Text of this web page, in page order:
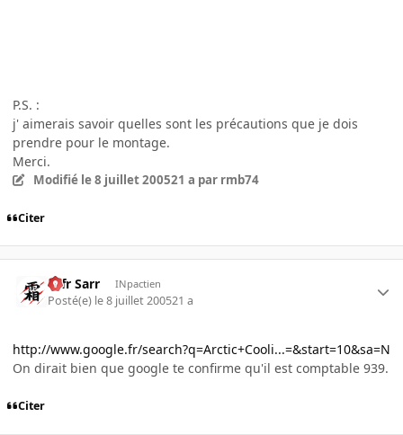
P.S. :
j' aimerais savoir quelles sont les précautions que je dois
prendre pour le montage.
Merci.
Modifié le 8 juillet 200521 a par rmb74
Citer
Ulfr Sarr INpactien
Posté(e) le 8 juillet 200521 a
http://www.google.fr/search?q=Arctic+Cooli...=&start=10&sa=N
On dirait bien que google te confirme qu'il est comptable 939.
Citer